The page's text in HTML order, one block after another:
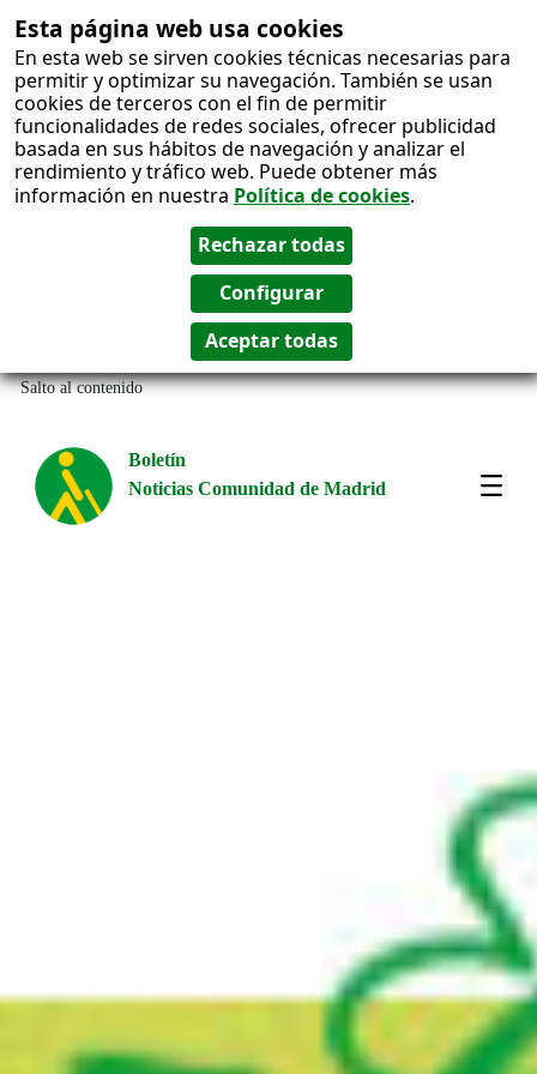
Esta página web usa cookies
En esta web se sirven cookies técnicas necesarias para
permitir y optimizar su navegación. También se usan
cookies de terceros con el fin de permitir
funcionalidades de redes sociales, ofrecer publicidad
basada en sus hábitos de navegación y analizar el
rendimiento y tráfico web. Puede obtener más
información en nuestra Política de cookies.
Salto al contenido
Boletín
Noticias Comunidad de Madrid